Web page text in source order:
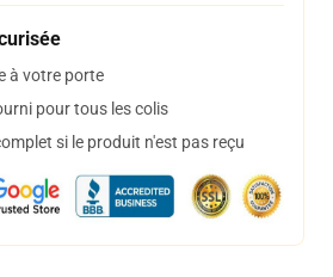
à votre porte
pour tous les colis
si le produit n'est pas reçu